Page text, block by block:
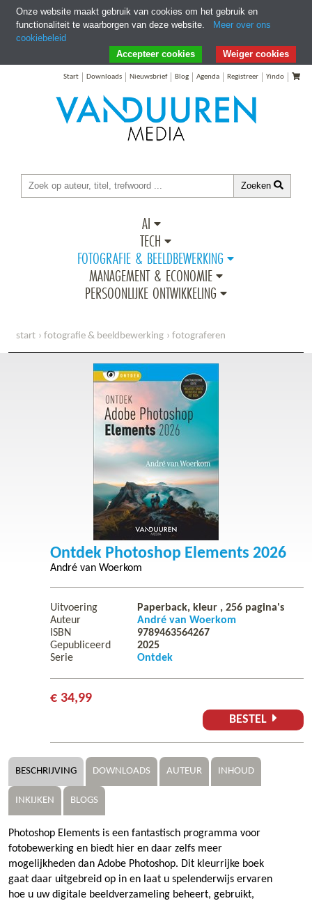
Ga direct naar Zoeken
Ga direct naar Inhoud
Start Downloads Nieuwsbrief Blog Agenda Registreer Yindo
Zoeken
AI
TECH
FOTOGRAFIE & BEELDBEWERKING
MANAGEMENT & ECONOMIE
PERSOONLIJKE ONTWIKKELING
start fotografie & beeldbewerking fotograferen
ontdek photoshop elements 2026
Ontdek Photoshop Elements 2026
André van Woerkom
Uitvoering Paperback, kleur , 256 pagina's
Auteur
André van Woerkom
ISBN
9789463564267
Gepubliceerd
2025
Serie
Ontdek
€ 34,99
BESTEL
BESCHRIJVING DOWNLOADS AUTEUR INHOUD
INKIJKEN BLOGS
Photoshop Elements is een fantastisch programma voor
fotobewerking en biedt hier en daar zelfs meer
mogelijkheden dan Adobe Photoshop. Dit kleurrijke boek
gaat daar uitgebreid op in en laat u spelenderwijs ervaren
hoe u uw digitale beeldverzameling beheert, gebruikt,
Onze website maakt gebruik van cookies om het gebruik en
functionaliteit te waarborgen van deze website.
Meer over ons
cookiebeleid
Weiger cookies
Accepteer cookies